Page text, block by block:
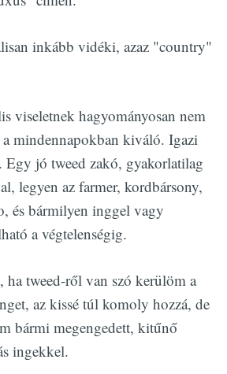
inkább vidéki, azaz "country"
viseletnek hagyományosan nem
mindennapokban kiváló. Igazi
Egy jó tweed zakó, gyakorlatilag
legyen az farmer, kordbársony,
és bármilyen inggel vagy
a végtelenségig.
ha tweed-ről van szó kerülöm a
az kissé túl komoly hozzá, de
bármi megengedett, kitűnő
ingekkel.